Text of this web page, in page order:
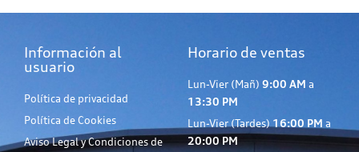
Información al
usuario
Política de privacidad
Política de Cookies
Aviso Legal y Condiciones de
Horario de ventas
Lun-Vier (Mañ) 9:00 AM a
13:30 PM
Lun-Vier (Tardes) 16:00 PM a
20:00 PM